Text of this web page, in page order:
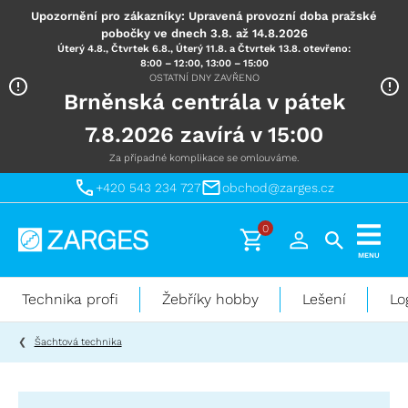
Upozornění pro zákazníky: Upravená provozní doba pražské
pobočky ve dnech 3.8. až 14.8.2026
Úterý 4.8., Čtvrtek 6.8., Úterý 11.8. a Čtvrtek 13.8. otevřeno:
8:00 – 12:00, 13:00 – 15:00
OSTATNÍ DNY ZAVŘENO
Brněnská centrála v pátek
7.8.2026 zavírá v 15:00
Za případné komplikace se omlouváme.
+420 543 234 727 obchod@zarges.cz
Technika
práci
výškách
0
MENU
Technika profi Žebříky hobby Lešení
Šachtová technika